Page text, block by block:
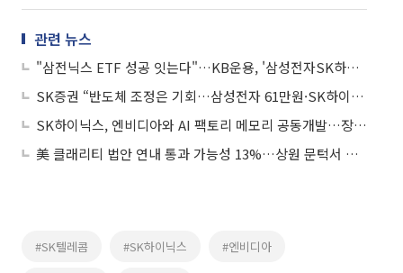
관련 뉴스
"삼전닉스 ETF 성공 잇는다"…KB운용, '삼성전자SK하이닉스50 펀드' 출시
SK증권 “반도체 조정은 기회…삼성전자 61만원·SK하이닉스 400만원 유지”
SK하이닉스, 엔비디아와 AI 팩토리 메모리 공동개발…장기 기술동맹 강화
美 클래리티 법안 연내 통과 가능성 13%…상원 문턱서 제동
#SK텔레콤 #SK하이닉스 #엔비디아